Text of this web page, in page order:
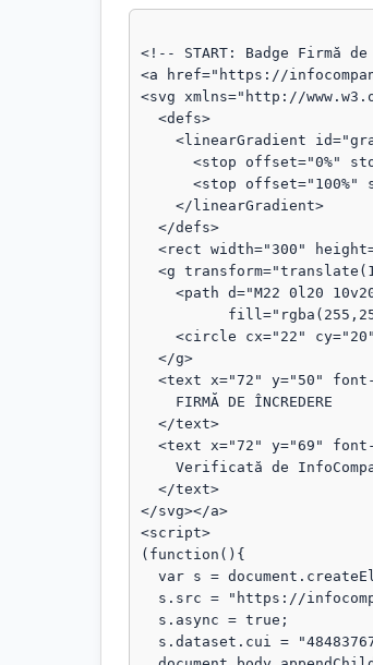
<!-- START: Badge Firmă
<a href="https://
<svg xmlns="http://
</svg></a>
<script>
(function(){